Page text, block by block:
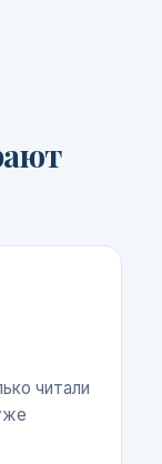
читали